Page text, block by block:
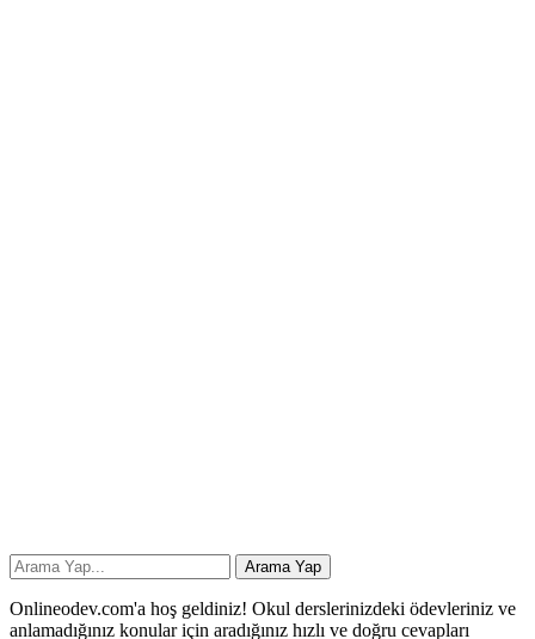
Onlineodev.com'a hoş geldiniz! Okul derslerinizdeki ödevleriniz ve
anlamadığınız konular için aradığınız hızlı ve doğru cevapları